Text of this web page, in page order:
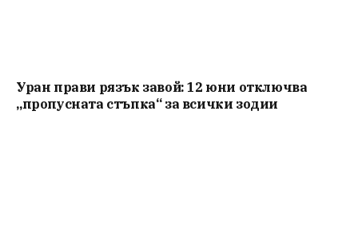
Уран прави рязък завой: 12 юни отключва
„пропусната стъпка“ за всички зодии